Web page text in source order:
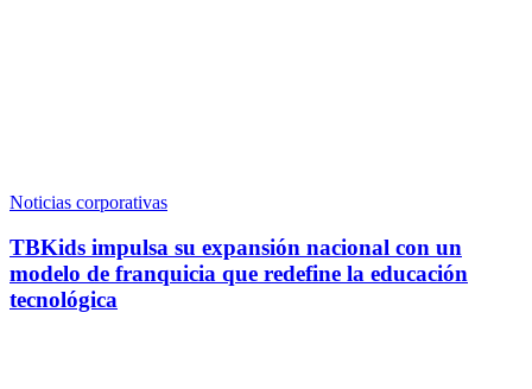
Noticias corporativas
TBKids impulsa su expansión nacional con un
modelo de franquicia que redefine la educación
tecnológica